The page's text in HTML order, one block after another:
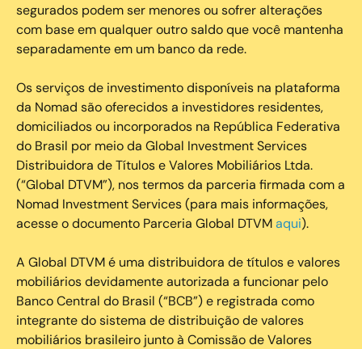
segurados podem ser menores ou sofrer alterações
com base em qualquer outro saldo que você mantenha
separadamente em um banco da rede.
Os serviços de investimento disponíveis na plataforma
da Nomad são oferecidos a investidores residentes,
domiciliados ou incorporados na República Federativa
do Brasil por meio da Global Investment Services
Distribuidora de Títulos e Valores Mobiliários Ltda.
(“Global DTVM”), nos termos da parceria firmada com a
Nomad Investment Services (para mais informações,
acesse o documento Parceria Global DTVMaqui).
A Global DTVM é uma distribuidora de títulos e valores
mobiliários devidamente autorizada a funcionar pelo
Banco Central do Brasil (“BCB”) e registrada como
integrante do sistema de distribuição de valores
mobiliários brasileiro junto à Comissão de Valores